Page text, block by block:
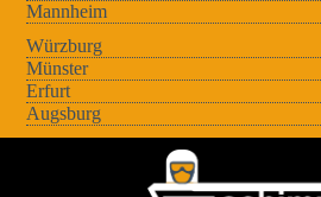
Mannheim
Würzburg
Münster
Erfurt
Augsburg